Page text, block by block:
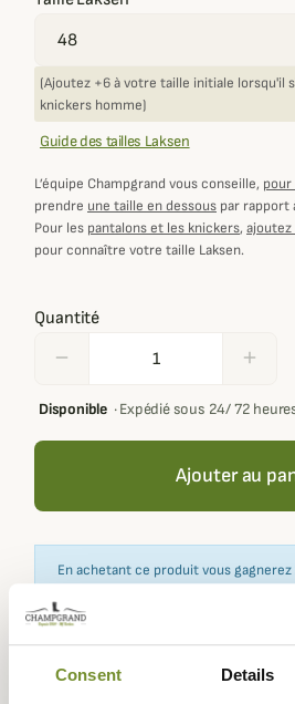
Consent Details
(Ajoutez +6 à votre taille initiale lorsqu'il
knickers homme)
Guide des tailles Laksen
L’équipe Champgrand vous conseille, pour
prendre une taille en dessous par rapport
Pour les pantalons et les knickers, ajoutez
pour connaître votre taille Laksen.
Quantité
remove add
Disponible·Expédié sous 24/ 72
Ajouter au
En achetant ce produit vous gagnerez